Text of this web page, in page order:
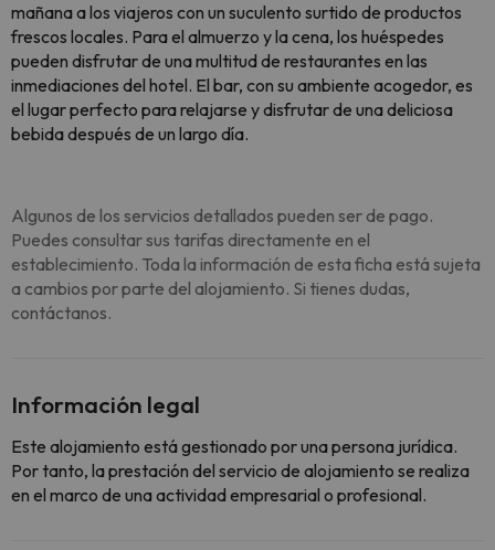
mañana a los viajeros con un suculento surtido de productos
frescos locales. Para el almuerzo y la cena, los huéspedes
pueden disfrutar de una multitud de restaurantes en las
inmediaciones del hotel. El bar, con su ambiente acogedor, es
el lugar perfecto para relajarse y disfrutar de una deliciosa
bebida después de un largo día.
Algunos de los servicios detallados pueden ser de pago.
Puedes consultar sus tarifas directamente en el
establecimiento. Toda la información de esta ficha está sujeta
a cambios por parte del alojamiento. Si tienes dudas,
contáctanos.
Información legal
Este alojamiento está gestionado por una persona jurídica.
Por tanto, la prestación del servicio de alojamiento se realiza
en el marco de una actividad empresarial o profesional.